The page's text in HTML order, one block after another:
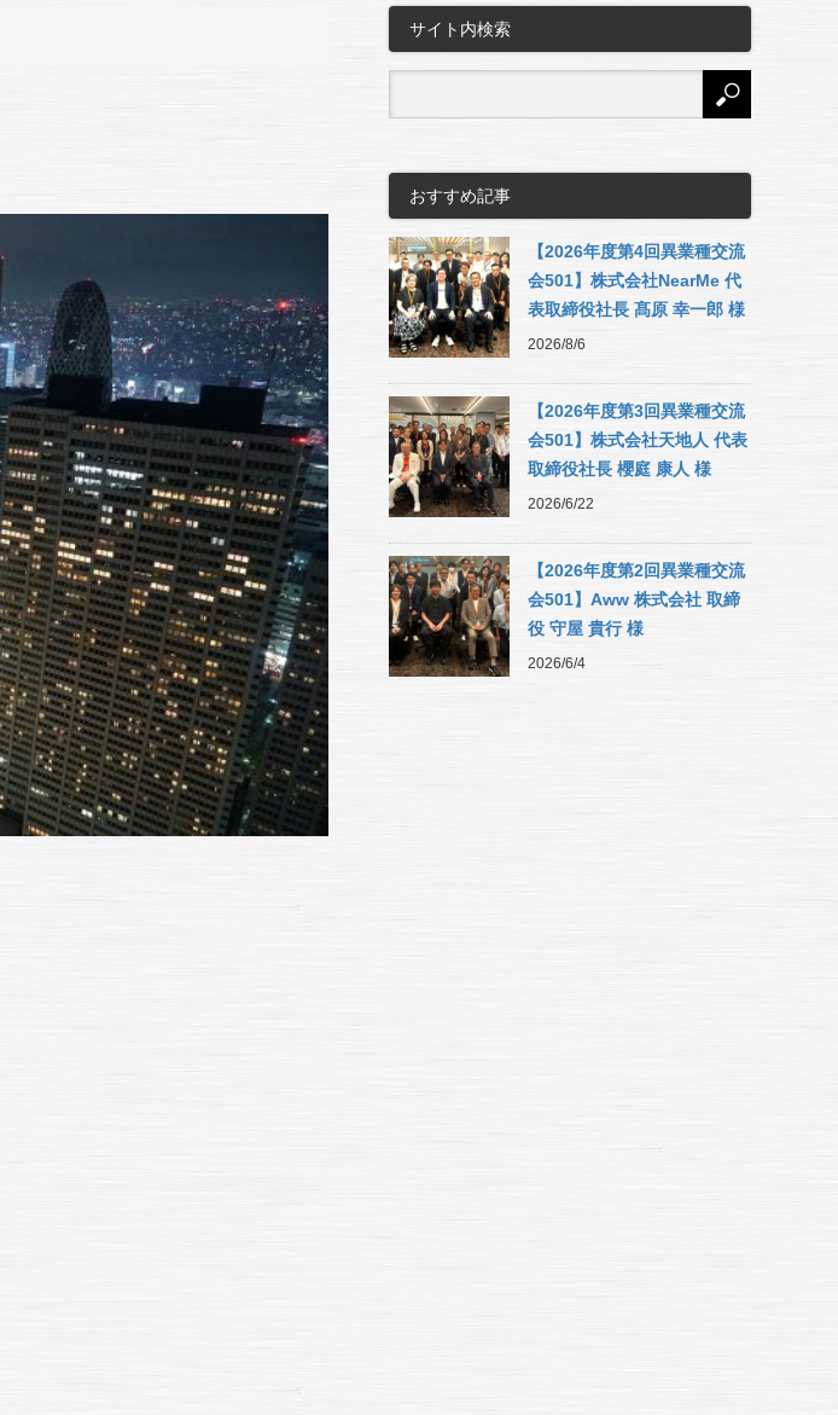
サイト内検索
おすすめ記事
【2026年度第4回異業種交流
会501】株式会社NearMe 代
表取締役社長 髙原 幸一郎 様
2026/8/6
【2026年度第3回異業種交流
会501】株式会社天地人 代表
取締役社長 櫻庭 康人 様
2026/6/22
【2026年度第2回異業種交流
会501】Aww 株式会社 取締
役 守屋 貴行 様
2026/6/4